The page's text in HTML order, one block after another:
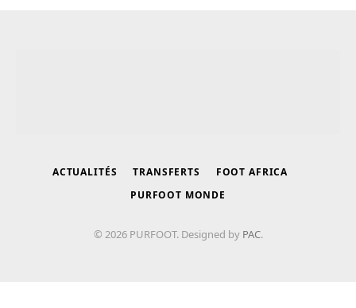
ACTUALITÉS TRANSFERTS
FOOT AFRICA
PURFOOT MONDE
© 2026 PURFOOT. Designed by PAC.